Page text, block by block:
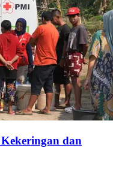
dan